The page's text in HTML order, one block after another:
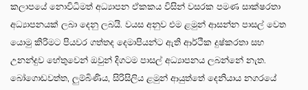
කලාපයේ නොවිධිමත් අධ්‍යාපන ඒකකය විසින් වසරක පමණ සාක්ෂරතා
අධ්‍යාපනයක් ලබා දෙනු ලබයි. වයස අනුව එම ළමුන් ආසන්න පාසල් වෙත
යොමු කිරිමට පියවර ගත්තද දෙමාපියන්ට ඇති ආර්ථික දුෂ්කරතා සහ
උනන්දුව හේතුවෙන් ඔවුන් දිගටම පාසල් අධ්‍යාපනය ලබන්නේ නැත.
බෝගොඩවත්ත, ලුම්බිණිය, සිරිසිලිය ළමුන් ආයුත්තේ දෙනියාය නගරයේ